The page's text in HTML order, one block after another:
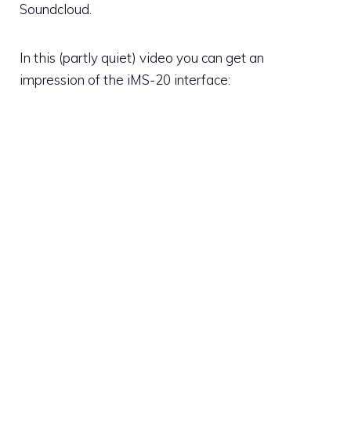
Soundcloud.
In this (partly quiet) video you can get an
impression of the iMS-20 interface: